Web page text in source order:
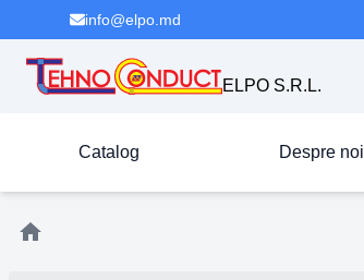
info@elpo.md
ELPO S.R.L.
Catalog Despre noi